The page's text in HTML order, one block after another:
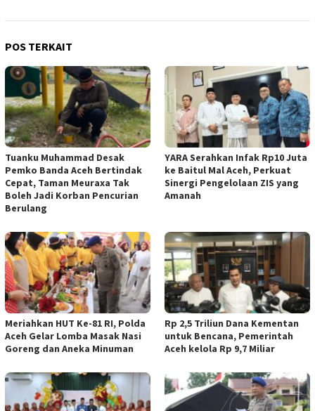
POS TERKAIT
Tuanku Muhammad Desak
Pemko Banda Aceh Bertindak
Cepat, Taman Meuraxa Tak
Boleh Jadi Korban Pencurian
Berulang
YARA Serahkan Infak Rp10 Juta
ke Baitul Mal Aceh, Perkuat
Sinergi Pengelolaan ZIS yang
Amanah
Meriahkan HUT Ke-81 RI, Polda
Aceh Gelar Lomba Masak Nasi
Goreng dan Aneka Minuman
Rp 2,5 Triliun Dana Kementan
untuk Bencana, Pemerintah
Aceh kelola Rp 9,7 Miliar